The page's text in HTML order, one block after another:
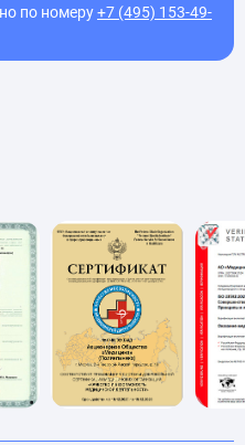
по номеру+7 (495) 153-49-